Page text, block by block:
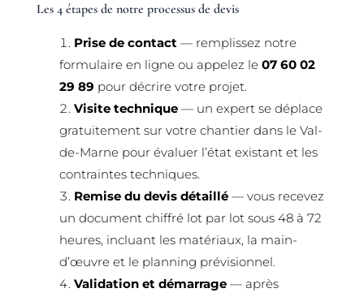
Les 4 étapes de notre processus de devis
Prise de contact— remplissez notre
formulaire en ligne ou appelez le 07 60 02
29 89 pour décrire votre projet.
Visite technique— un expert se déplace
gratuitement sur votre chantier dans le Val-
de-Marne pour évaluer l’état existant et les
contraintes techniques.
Remise du devis détaillé— vous recevez
un document chiffré lot par lot sous 48 à 72
heures, incluant les matériaux, la main-
d’œuvre et le planning prévisionnel.
Validation et démarrage— après